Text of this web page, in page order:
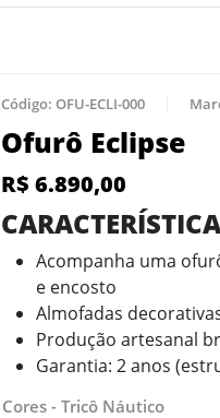
Código: OFU-ECLI-000
Ofurô Eclipse
R$ 6.890,00
Acompanha uma
e encosto
Almofadas
Produção artesanal
Garantia: 2 anos
Cores - Tricô Náutico